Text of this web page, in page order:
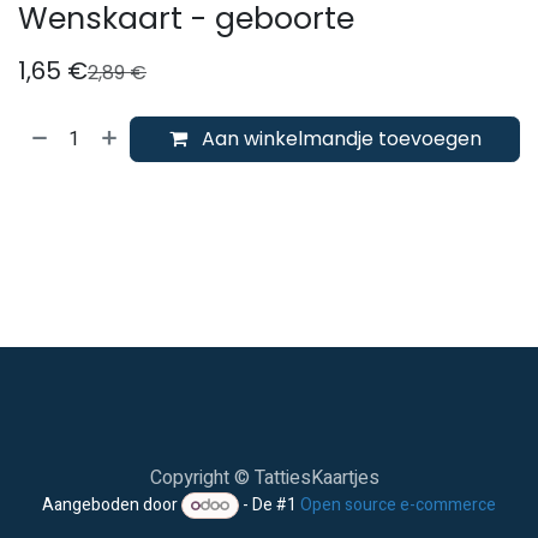
Wenskaart - geboorte
1,65 €2,89€
Aan winkelmandje toevoegen
Copyright © TattiesKaartjes
Aangeboden door - De #1Open source e-commerce